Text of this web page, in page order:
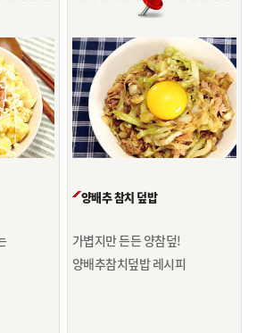
양배추 참치 덮밥
가볍지만 든든 양참덮!
양배추참치덮밥 레시피